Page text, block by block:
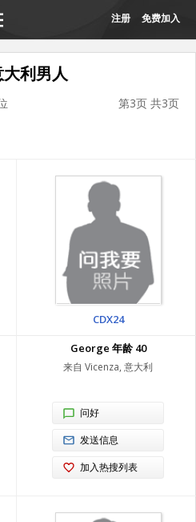
注册 免费加入
利男人
第3页 共3页
CDX24
George 年龄 40
来自 Vicenza, 意大利
问好
发送信息
加入热搜列表